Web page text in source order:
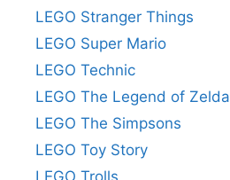
LEGO Stranger Things
LEGO Super Mario
LEGO Technic
LEGO The Legend of Zelda
LEGO The Simpsons
LEGO Toy Story
LEGO Trolls